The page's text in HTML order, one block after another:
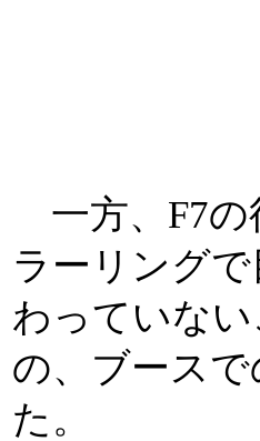
一方、F7の
ラーリング
わっていな
の、ブース
た。